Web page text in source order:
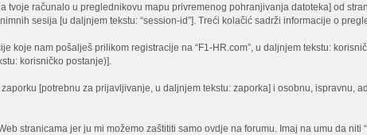
računalo u preglednikovu mapu privremenog pohranjivanja datoteka] od
sesija [u daljnjem tekstu: “session-id”]. Treći kolačić sadrži informacije o
nam pošalješ prilikom registracije na “F1-HR.com”, u daljnjem tekstu:
korisničko postanje)].
[potrebnu za prijavljivanje, u daljnjem tekstu: zaporka] i osobnu, ispravnu,
stranicama jer ju mi možemo zaštititi samo ovdje na forumu. Imaj na umu da niti